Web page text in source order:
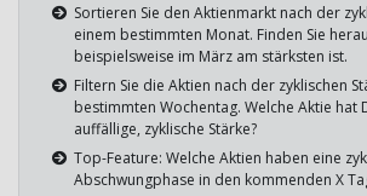
Sortieren Sie den Aktienmarkt nach der
einem bestimmten Monat. Finden Sie
beispielsweise im März am stärksten ist.
Filtern Sie die Aktien nach der zyklischen
bestimmten Wochentag. Welche Aktie hat
auffällige, zyklische Stärke?
Top-Feature: Welche Aktien haben eine
Abschwungphase in den kommenden X